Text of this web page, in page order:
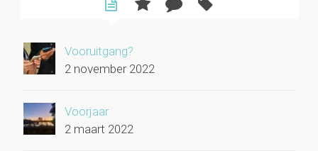
Vooruitgang?
2 november 2022
Voorjaar
2 maart 2022